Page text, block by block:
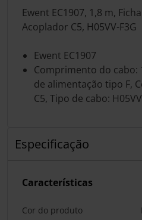
Ewent EC1907, 1,8 m,
Acoplador C5, H05VV-F3G
Ewent EC1907
Comprimento do cabo:
de alimentação tipo F,
C5, Tipo de cabo:
Especificação
Características
Cor do produto